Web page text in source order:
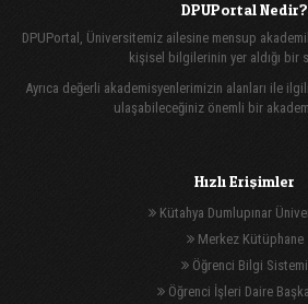
DPUPortal Nedir?
DPUPortal, Üniversitemiz ailesine mensup
kişisel bilgilerinin yer aldığı bir
Ayrıca değerli akademisyenlerimizin alanları ile
ulaşabileceğiniz önemli bir
Hızlı Erişimler
Kütahya Dumlupınar
Merkez Kütüphane
Öğrenci Bilgi Sistemi
Öğrenci İşleri Daire